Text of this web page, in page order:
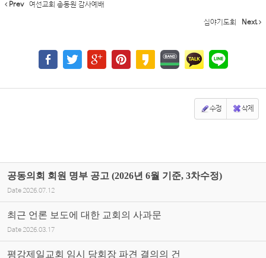
Prev 여선교회 총동원 감사예배
심야기도회 Next
수정 삭제
공동의회 회원 명부 공고 (2026년 6월 기준, 3차수정)
Date 2026.07.12
최근 언론 보도에 대한 교회의 사과문
Date 2026.03.17
평강제일교회 임시 당회장 파견 결의의 건